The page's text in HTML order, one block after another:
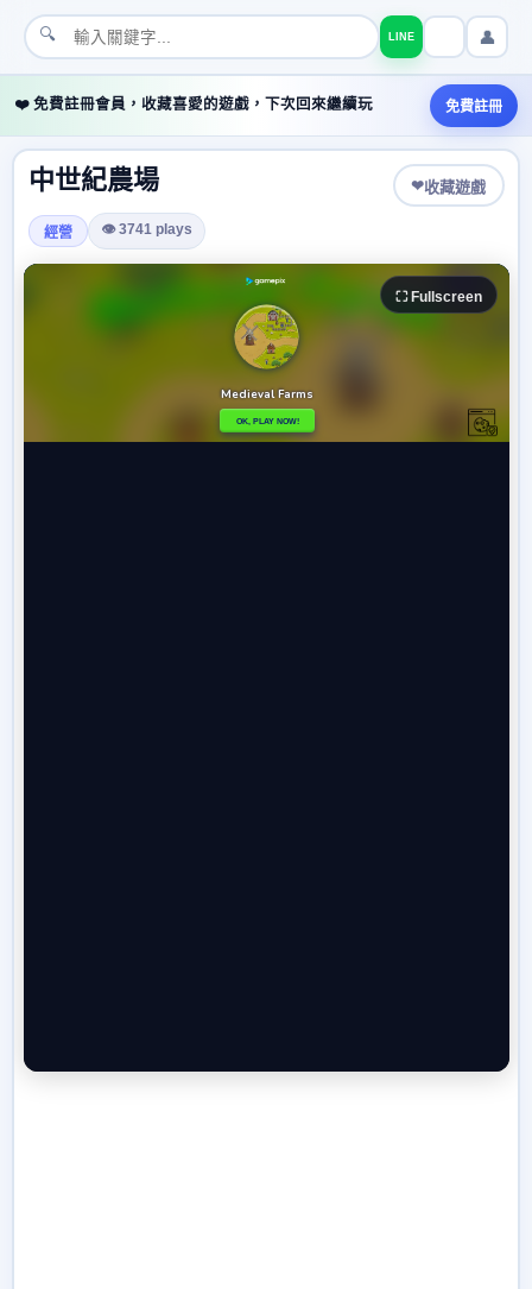
🔍 LINE 👤
❤️ 免費註冊會員，收藏喜愛的遊戲，下次回來繼續玩 免費註冊
中世紀農場 ❤收藏遊戲
經營 👁 3741 plays
⛶ Fullscreen